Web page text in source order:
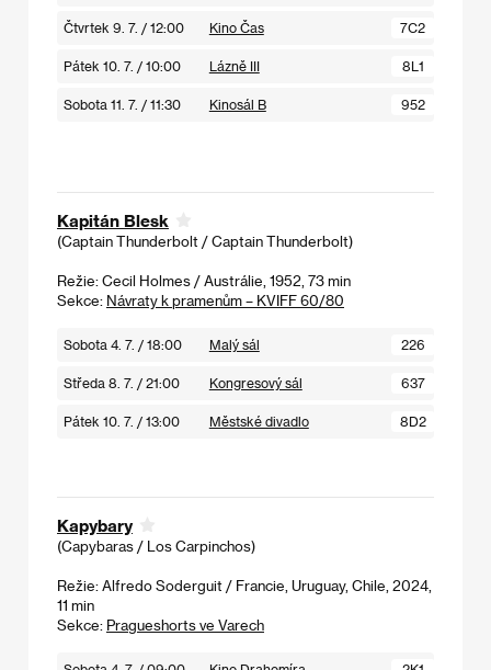
Čtvrtek 9. 7. / 12:00 Kino Čas 7C2
Pátek 10. 7. / 10:00 Lázně III 8L1
Sobota 11. 7. / 11:30 Kinosál B 952
Kapitán Blesk
(Captain Thunderbolt / Captain Thunderbolt)
Režie: Cecil Holmes / Austrálie, 1952, 73 min
Sekce: Návraty k pramenům – KVIFF 60/80
Sobota 4. 7. / 18:00 Malý sál 226
Středa 8. 7. / 21:00 Kongresový sál 637
Pátek 10. 7. / 13:00 Městské divadlo 8D2
Kapybary
(Capybaras / Los Carpinchos)
Režie: Alfredo Soderguit / Francie, Uruguay, Chile, 2024,
11 min
Sekce: Pragueshorts ve Varech